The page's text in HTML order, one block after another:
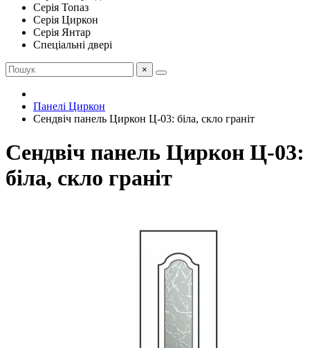
Серія Топаз
Серія Циркон
Серія Янтар
Спеціальні двері
×
Панелі Циркон
Сендвіч панель Циркон Ц-03: біла, скло граніт
Сендвіч панель Циркон Ц-03:
біла, скло граніт